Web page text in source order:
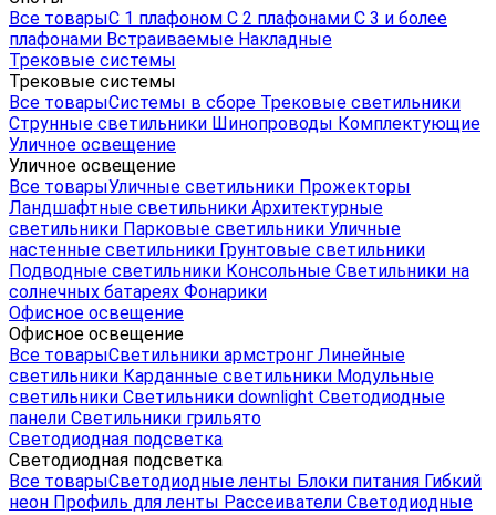
Все товарыС 1 плафоном С 2 плафонами С 3 и более
плафонами Встраиваемые Накладные
Трековые системы
Трековые системы
Все товарыСистемы в сборе Трековые светильники
Струнные светильники Шинопроводы Комплектующие
Уличное освещение
Уличное освещение
Все товарыУличные светильники Прожекторы
Ландшафтные светильники Архитектурные
светильники Парковые светильники Уличные
настенные светильники Грунтовые светильники
Подводные светильники Консольные Светильники на
солнечных батареях Фонарики
Офисное освещение
Офисное освещение
Все товарыСветильники армстронг Линейные
светильники Карданные светильники Модульные
светильники Светильники downlight Светодиодные
панели Светильники грильято
Светодиодная подсветка
Светодиодная подсветка
Все товарыСветодиодные ленты Блоки питания Гибкий
неон Профиль для ленты Рассеиватели Светодиодные